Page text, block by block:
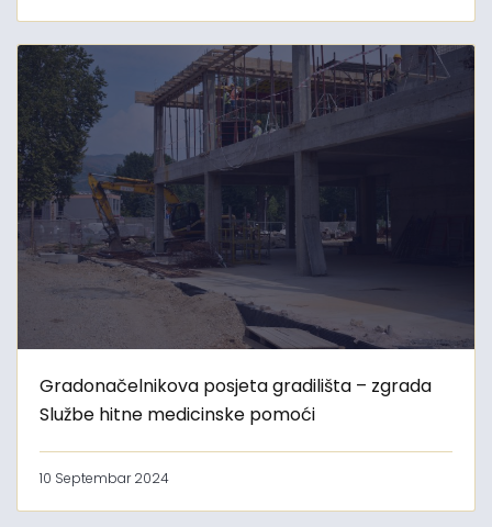
Gradonačelnikova posjeta gradilišta – zgrada
Službe hitne medicinske pomoći
10 Septembar 2024